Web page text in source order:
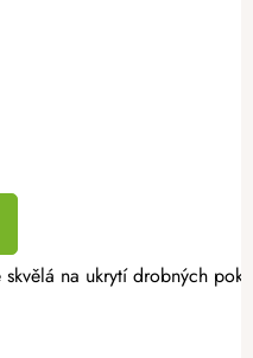
na ukrytí drobných